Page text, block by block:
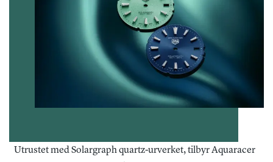
Utrustet med Solargraph quartz-urverket, tilbyr Aquaracer